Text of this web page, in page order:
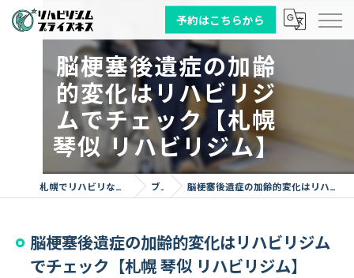
予約はこちらから
脳梗塞後遺症の加齢
的変化はリハビリジ
ムでチェック【札幌
琴似 リハビリジム】
札幌でリハビリならリハビリジム プライズネス ブログ 脳梗塞後遺症の加齢的変化はリハビリジムでチェック【札幌 琴似 リハビリジム】
脳梗塞後遺症の加齢的変化はリハビリジム
でチェック【札幌 琴似 リハビリジム】